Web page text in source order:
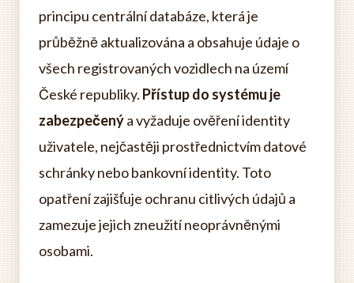
principu centrální databáze, která je
průběžně aktualizována a obsahuje údaje o
všech registrovaných vozidlech na území
České republiky. Přístup do systému je
zabezpečenýa vyžaduje ověření identity
uživatele, nejčastěji prostřednictvím datové
schránky nebo bankovní identity. Toto
opatření zajišťuje ochranu citlivých údajů a
zamezuje jejich zneužití neoprávněnými
osobami.